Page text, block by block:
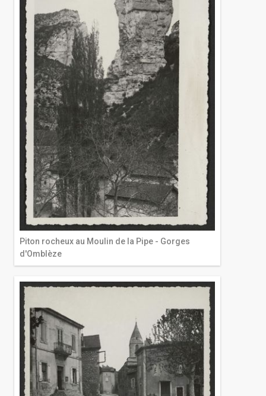
Piton rocheux au Moulin de la Pipe - Gorges
d'Omblèze